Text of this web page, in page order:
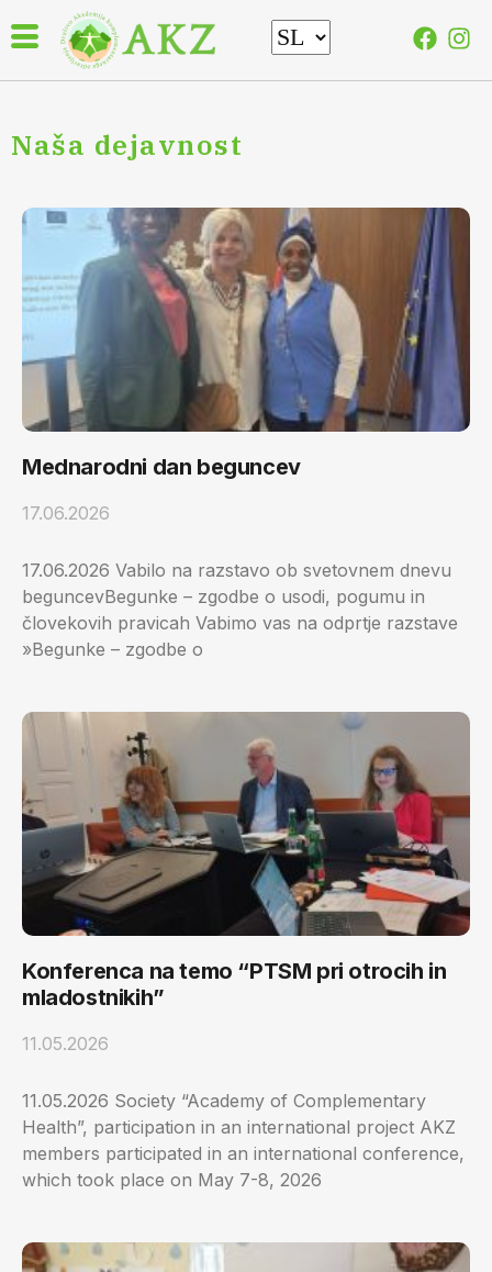
Naša dejavnost
Mednarodni dan beguncev
17.06.2026
17.06.2026 Vabilo na razstavo ob svetovnem dnevu
beguncevBegunke – zgodbe o usodi, pogumu in
človekovih pravicah Vabimo vas na odprtje razstave
»Begunke – zgodbe o
Konferenca na temo “PTSM pri otrocih in
mladostnikih”
11.05.2026
11.05.2026 Society “Academy of Complementary
Health”, participation in an international project AKZ
members participated in an international conference,
which took place on May 7-8, 2026